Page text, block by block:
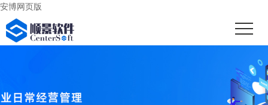
安博网页版